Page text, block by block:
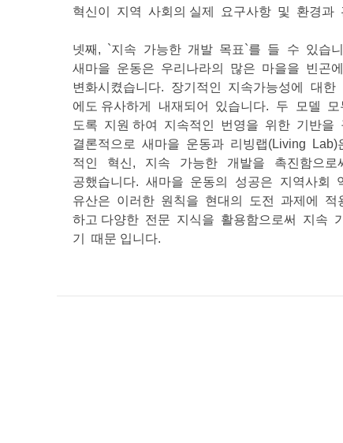
혁신이 지역 사회의 실제 요구사항 및 환경
넷째, `지속 가능한 개발 목표`를 들 수 있습
새마을 운동은 우리나라의 많은 마을을 빈곤
변화시켰습니다. 장기적인 지속가능성에
에도 유사하게 내재되어 있습니다. 두 모델
도록 지원 하여 지속적인 번영을 위한 기반
결론적으로 새마을 운동과 리빙랩(Living
적인 혁신, 지속 가능한 개발을 촉진함으로
공했습니다. 새마을 운동의 성공은 지역사회
유산은 이러한 원칙을 현대의 도전 과제에
하고 다양한 전문 지식을 활용함으로써 지속
기 때문 입니다.